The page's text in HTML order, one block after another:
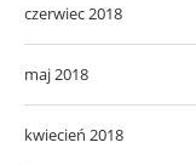
czerwiec 2018
maj 2018
kwiecień 2018